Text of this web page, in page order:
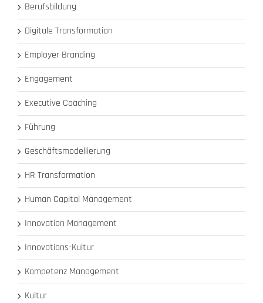
Berufsbildung
Digitale Transformation
Employer Branding
Engagement
Executive Coaching
Führung
Geschäftsmodellierung
HR Transformation
Human Capital Management
Innovation Management
Innovations-Kultur
Kompetenz Management
Kultur